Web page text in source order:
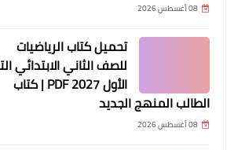
08 أغسطس 2026
تحميل كتاب الرياضيات
للصف الثاني الابتدائي
الأول 2027 PDF | كتاب
الطالب المنهج الجديد
08 أغسطس 2026